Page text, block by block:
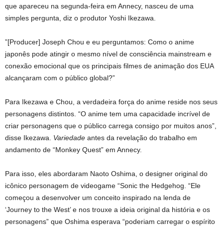
que apareceu na segunda-feira em Annecy, nasceu de uma
simples pergunta, diz o produtor Yoshi Ikezawa.
”[Producer] Joseph Chou e eu perguntamos: Como o anime
japonês pode atingir o mesmo nível de consciência mainstream e
conexão emocional que os principais filmes de animação dos EUA
alcançaram com o público global?”
Para Ikezawa e Chou, a verdadeira força do anime reside nos seus
personagens distintos. “O anime tem uma capacidade incrível de
criar personagens que o público carrega consigo por muitos anos”,
disse Ikezawa. Variedade antes da revelação do trabalho em
andamento de “Monkey Quest” em Annecy.
Para isso, eles abordaram Naoto Oshima, o designer original do
icônico personagem de videogame “Sonic the Hedgehog. “Ele
começou a desenvolver um conceito inspirado na lenda de
‘Journey to the West’ e nos trouxe a ideia original da história e os
personagens” que Oshima esperava “poderiam carregar o espírito